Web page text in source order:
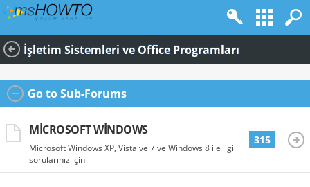
İşletim Sistemleri ve Office Programları
Go to Sub-Forums
MICROSOFT WINDOWS
Microsoft Windows XP, Vista ve 7 ve Windows 8 ile ilgili
sorularınız için
315